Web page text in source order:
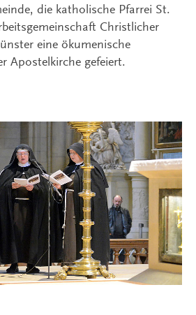
die katholische Pfarrei St.
Christlicher
eine ökumenische
Apostelkirche gefeiert.